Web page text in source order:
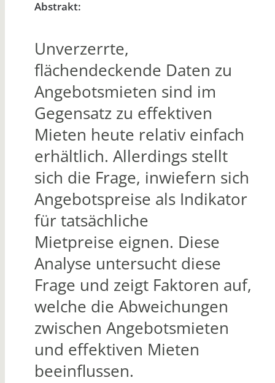
Abstrakt:
Unverzerrte,
flächendeckende Daten zu
Angebotsmieten sind im
Gegensatz zu effektiven
Mieten heute relativ einfach
erhältlich. Allerdings stellt
sich die Frage, inwiefern sich
Angebotspreise als Indikator
für tatsächliche
Mietpreise eignen. Diese
Analyse untersucht diese
Frage und zeigt Faktoren auf,
welche die Abweichungen
zwischen Angebotsmieten
und effektiven Mieten
beeinflussen.